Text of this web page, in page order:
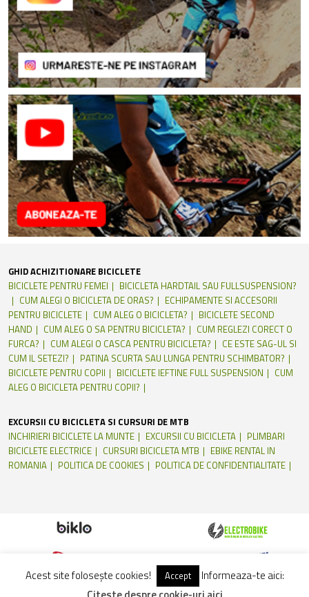
GHID ACHIZITIONARE BICICLETE
BICICLETE PENTRU FEMEI
BICICLETA HARDTAIL SAU FULLSUSPENSION?
CUM ALEGI O BICICLETA DE ORAS?
ECHIPAMENTE SI ACCESORII
PENTRU BICICLETE
CUM ALEG O BICICLETA?
BICICLETE SECOND
HAND
CUM ALEG O SA PENTRU BICICLETA?
CUM REGLEZI CORECT O
FURCA?
CUM ALEGI O CASCA PENTRU BICICLETA?
CE ESTE SAG-UL SI
CUM IL SETEZI?
PATINA SCURTA SAU LUNGA PENTRU SCHIMBATOR?
BICICLETE PENTRU COPII
BICICLETE IEFTINE FULL SUSPENSION
CUM
ALEG O BICICLETA PENTRU COPII?
EXCURSII CU BICICLETA SI CURSURI DE MTB
INCHIRIERI BICICLETE LA MUNTE
EXCURSII CU BICICLETA
PLIMBARI
BICICLETE ELECTRICE
CURSURI BICICLETA MTB
EBIKE RENTAL IN
ROMANIA
POLITICA DE COOKIES POLITICA DE CONFIDENTIALITATE
Acest site folosește cookies! Accept
Informeaza-te aici: